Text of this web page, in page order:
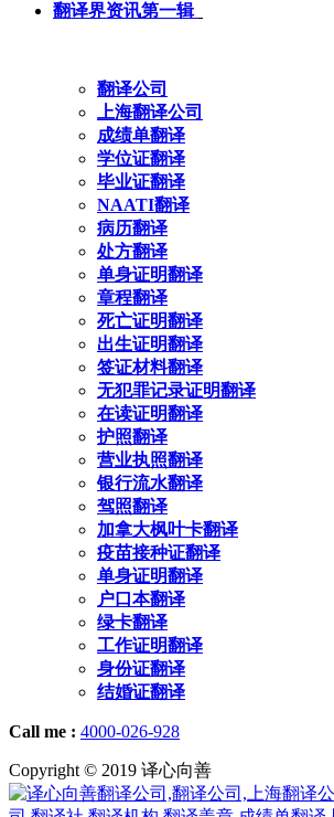
翻译界资讯第一辑
翻译公司
上海翻译公司
成绩单翻译
学位证翻译
毕业证翻译
NAATI翻译
病历翻译
处方翻译
单身证明翻译
章程翻译
死亡证明翻译
出生证明翻译
签证材料翻译
无犯罪记录证明翻译
在读证明翻译
护照翻译
营业执照翻译
银行流水翻译
驾照翻译
加拿大枫叶卡翻译
疫苗接种证翻译
单身证明翻译
户口本翻译
绿卡翻译
工作证明翻译
身份证翻译
结婚证翻译
Call me : 4000-026-928
Copyright © 2019 译心向善